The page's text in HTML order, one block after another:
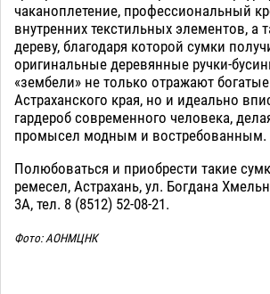
чаканоплетение, профессиональный
внутренних текстильных элементов, а
дереву, благодаря которой сумки
оригинальные деревянные ручки-
«зембели» не только отражают
Астраханского края, но и идеально
гардероб современного человека,
промысел модным и востребованным.
Полюбоваться и приобрести такие
ремесел, Астрахань, ул. Богдана
3А, тел. 8 (8512) 52-08-21.
Фото: АОНМЦНК